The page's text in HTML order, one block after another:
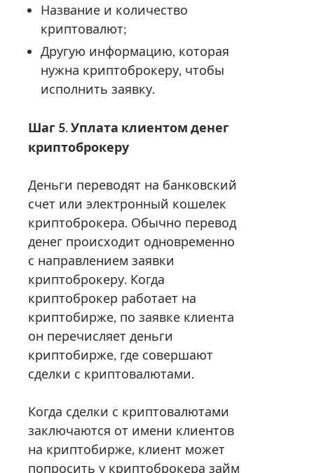
Название и количество
криптовалют;
Другую информацию, которая
нужна криптоброкеру, чтобы
исполнить заявку.
Шаг 5. Уплата клиентом денег
криптоброкеру
Деньги переводят на банковский
счет или электронный кошелек
криптоброкера. Обычно перевод
денег происходит одновременно
с направлением заявки
криптоброкеру. Когда
криптоброкер работает на
криптобирже, по заявке клиента
он перечисляет деньги
криптобирже, где совершают
сделки с криптовалютами.
Когда сделки с криптовалютами
заключаются от имени клиентов
на криптобирже, клиент может
попросить у криптоброкера займ